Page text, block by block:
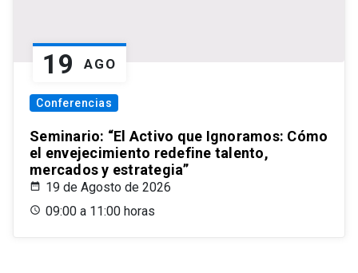
19 AGO
Conferencias
Seminario: “El Activo que Ignoramos: Cómo
el envejecimiento redefine talento,
mercados y estrategia”
19 de Agosto de 2026
09:00 a 11:00 horas